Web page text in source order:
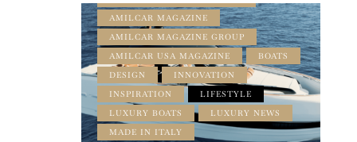
AMILCAR MAGAZINE
AMILCAR MAGAZINE GROUP
AMILCAR USA MAGAZINE
BOATS
DESIGN
INNOVATION
INSPIRATION
LIFESTYLE
LUXURY BOATS
LUXURY NEWS
MADE IN ITALY